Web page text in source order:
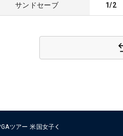
サンドセーブ 1/2
ツアー 米国女子